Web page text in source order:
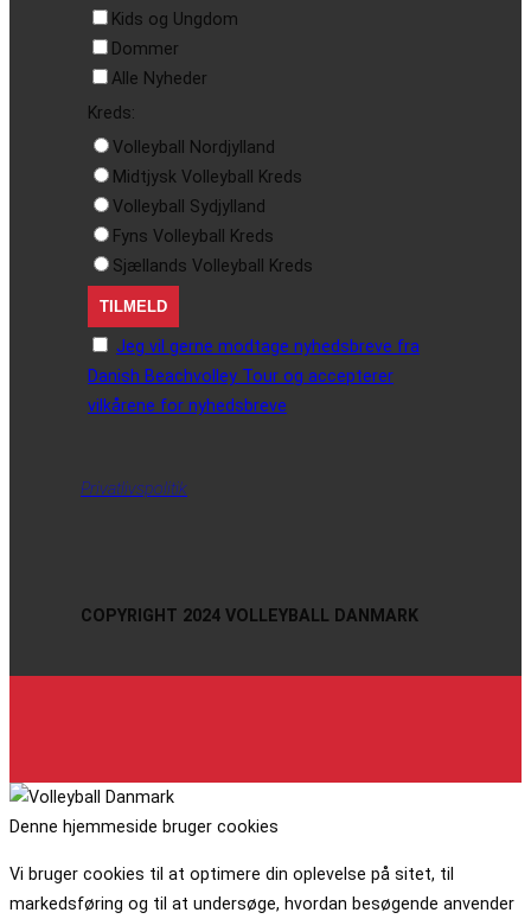
Kids og Ungdom
Dommer
Alle Nyheder
Kreds:
Volleyball Nordjylland
Midtjysk Volleyball Kreds
Volleyball Sydjylland
Fyns Volleyball Kreds
Sjællands Volleyball Kreds
Jeg vil gerne modtage nyhedsbreve fra
Danish Beachvolley Tour og accepterer
vilkårene for nyhedsbreve
Privatlivspolitik
COPYRIGHT 2024 VOLLEYBALL DANMARK
Denne hjemmeside bruger cookies
Vi bruger cookies til at optimere din oplevelse på sitet, til
markedsføring og til at undersøge, hvordan besøgende anvender